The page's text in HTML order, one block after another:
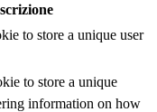
to store a unique user
to store a unique
information on how